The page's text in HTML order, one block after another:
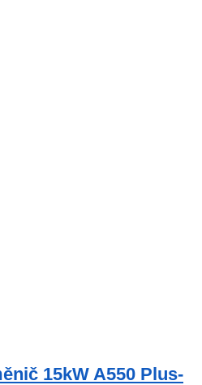
15kW A550 Plus-